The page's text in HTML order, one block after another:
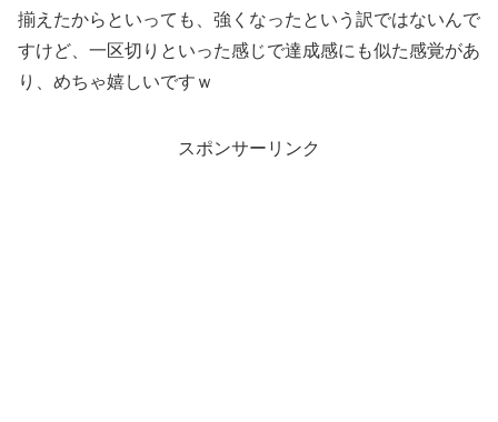
揃えたからといっても、強くなったという訳ではないんで
すけど、一区切りといった感じで達成感にも似た感覚があ
り、めちゃ嬉しいですｗ
スポンサーリンク